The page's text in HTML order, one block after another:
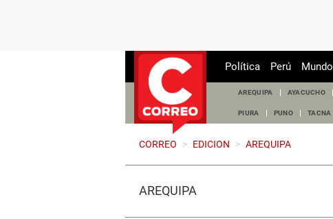
Política Perú Mundo
AREQUIPA AYACUCHO
PIURA PUNO TACNA
CORREO > EDICION > AREQUIPA
AREQUIPA